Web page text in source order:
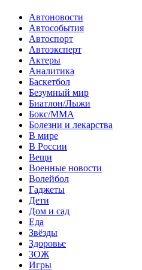
Автоновости
Автособытия
Автоспорт
Автоэксперт
Актеры
Аналитика
Баскетбол
Безумный мир
Биатлон/Лыжи
Бокс/MMA
Болезни и лекарства
В мире
В России
Вещи
Военные новости
Волейбол
Гаджеты
Дети
Дом и сад
Еда
Звёзды
Здоровье
ЗОЖ
Игры